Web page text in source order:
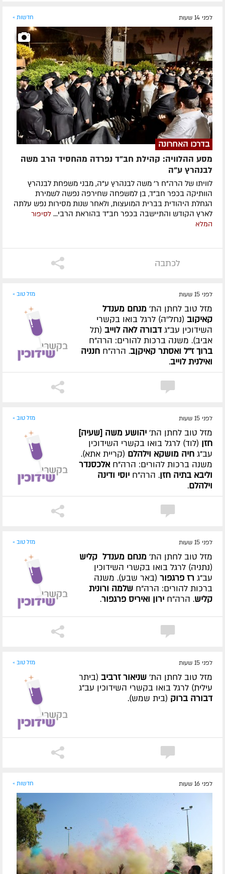
לפני 14 שעות חדשות »
בדרכו האחרונה
מסע ההלוויה: קהילת חב"ד נפרדה מהחסיד הרב משה
לבנהרץ ע"ה
לוויתו של הרה"ח ר' משה לבנהרץ ע"ה, מבני משפחת לבנהרץ
הוותיקה בכפר חב"ד, בן למשפחה שחירפה נפשה לשמירת
הגחלת היהודית בברית המועצות, ולאחר שנות מסירות נפש עלתה
לארץ הקודש והתיישבה בכפר חב"ד בהוראת הרבי... לסיפור
המלא
לכתבה
לפני 15 שעות מזל טוב »
מזל טוב לחתן הת' מנחם מענדל
קאיקוב (נחל''ה) לרגל בואו בקשרי
השידוכין עב"ג דבורה לאה לוייב (תל
אביב). משנה ברכות להורים: הרה"ח
ברוך ז''ל ואסתר קאיקןב. הרה"ח חנניה
ואילנית לוייב.
לפני 15 שעות מזל טוב »
מזל טוב לחתן הת' יהושע משה [שעיה]
חזן (לוד) לרגל בואו בקשרי השידוכין
עב"ג חיה מושקא וילהלם (קריית אתא).
משנה ברכות להורים: הרה"חאלכסנדר
וליבא בתיה חזן. הרה"ח יוסי ודינה
וילהלם.
לפני 15 שעות מזל טוב »
מזל טוב לחתן הת' מנחם מענדל קליש
(נתניה) לרגל בואו בקשרי השידוכין
עב"ג רז פרגפור (באר שבע). משנה
ברכות להורים: הרה"ח שלמה ורונית
קליש. הרה"ח ירון ואיריס פרגפור.
לפני 15 שעות מזל טוב »
מזל טוב לחתן הת' שניאור זרביב (ביתר
עילית) לרגל בואו בקשרי השידוכין עב"ג
דבורה ברוק (בית שמש).
לפני 16 שעות חדשות »